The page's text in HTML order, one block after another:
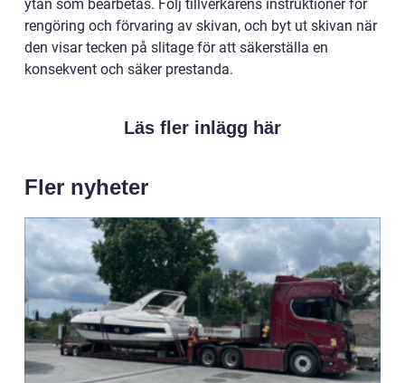
ytan som bearbetas. Följ tillverkarens instruktioner för
rengöring och förvaring av skivan, och byt ut skivan när
den visar tecken på slitage för att säkerställa en
konsekvent och säker prestanda.
Läs fler inlägg här
Fler nyheter